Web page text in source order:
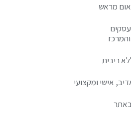
מראש
אישי ומקצועי